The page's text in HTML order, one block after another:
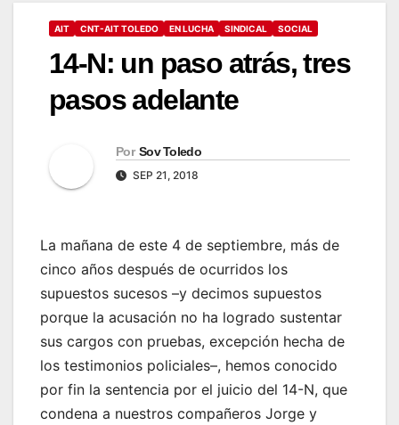
AIT CNT-AIT TOLEDO EN LUCHA SINDICAL SOCIAL
14-N: un paso atrás, tres
pasos adelante
Por Sov Toledo
SEP 21, 2018
La mañana de este 4 de septiembre, más de
cinco años después de ocurridos los
supuestos sucesos –y decimos supuestos
porque la acusación no ha logrado sustentar
sus cargos con pruebas, excepción hecha de
los testimonios policiales–, hemos conocido
por fin la sentencia por el juicio del 14-N, que
condena a nuestros compañeros Jorge y